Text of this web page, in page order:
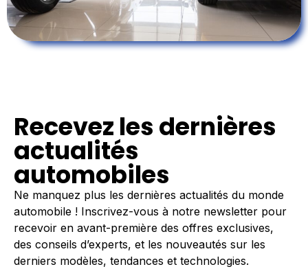
Recevez les dernières
actualités
automobiles
Ne manquez plus les dernières actualités du monde
automobile ! Inscrivez-vous à notre newsletter pour
recevoir en avant-première des offres exclusives,
des conseils d’experts, et les nouveautés sur les
derniers modèles, tendances et technologies.